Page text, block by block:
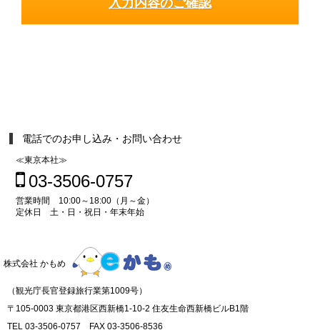
電話でのお申し込み・お問い合わせ
≪東京本社≫
03-3506-0757
営業時間 10:00～18:00（月～金）
定休日 土・日・祝日・年末年始
株式会社 かもめ
（観光庁長官登録旅行業第1009号）
〒105-0003 東京都港区西新橋1-10-2 住友生命西新橋ビルB1階
TEL 03-3506-0757 FAX 03-3506-8536